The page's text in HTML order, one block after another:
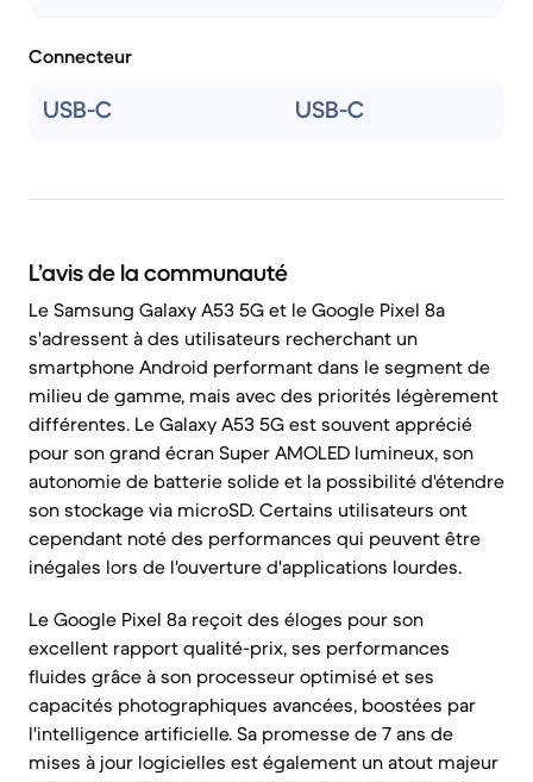
Connecteur
USB-C USB-C
L’avis de la communauté
Le Samsung Galaxy A53 5G et le Google Pixel 8a
s'adressent à des utilisateurs recherchant un
smartphone Android performant dans le segment de
milieu de gamme, mais avec des priorités légèrement
différentes. Le Galaxy A53 5G est souvent apprécié
pour son grand écran Super AMOLED lumineux, son
autonomie de batterie solide et la possibilité d'étendre
son stockage via microSD. Certains utilisateurs ont
cependant noté des performances qui peuvent être
inégales lors de l'ouverture d'applications lourdes.
Le Google Pixel 8a reçoit des éloges pour son
excellent rapport qualité-prix, ses performances
fluides grâce à son processeur optimisé et ses
capacités photographiques avancées, boostées par
l'intelligence artificielle. Sa promesse de 7 ans de
mises à jour logicielles est également un atout majeur